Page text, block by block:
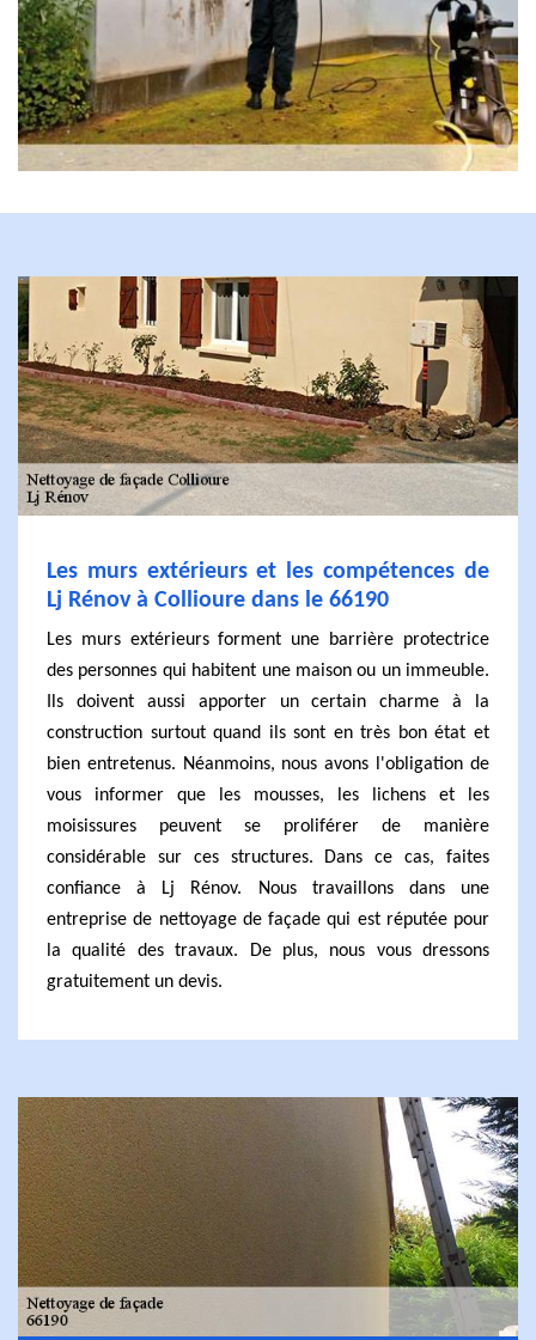
Les murs extérieurs et les compétences de
Lj Rénov à Collioure dans le 66190
Les murs extérieurs forment une barrière protectrice
des personnes qui habitent une maison ou un immeuble.
Ils doivent aussi apporter un certain charme à la
construction surtout quand ils sont en très bon état et
bien entretenus. Néanmoins, nous avons l'obligation de
vous informer que les mousses, les lichens et les
moisissures peuvent se proliférer de manière
considérable sur ces structures. Dans ce cas, faites
confiance à Lj Rénov. Nous travaillons dans une
entreprise de nettoyage de façade qui est réputée pour
la qualité des travaux. De plus, nous vous dressons
gratuitement un devis.